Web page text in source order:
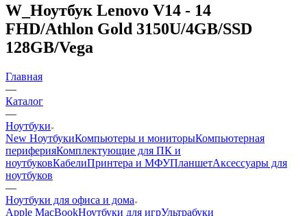
W_Ноутбук Lenovo V14 - 14
FHD/Athlon Gold 3150U/4GB/SSD
128GB/Vega
Главная
—
Каталог
—
Ноутбуки
New НоутбукиКомпьютеры и мониторыКомпьютерная
периферияКомплектующие для ПК и
ноутбуковКабелиПринтера и МФУПланшетАксессуары для
ноутбуков
—
Ноутбуки для офиса и дома
Apple MacBookНоутбуки для игрУльтрабуки